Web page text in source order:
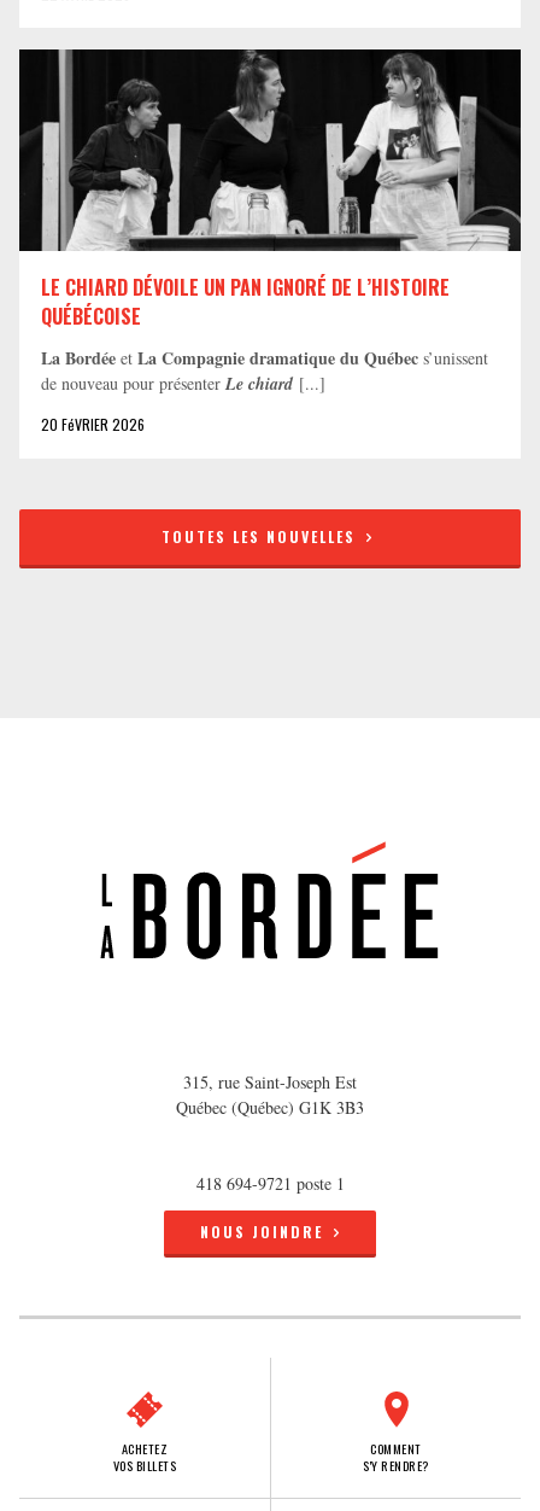
LE CHIARD DÉVOILE UN PAN IGNORÉ DE L’HISTOIRE
QUÉBÉCOISE
La Bordée et La Compagnie dramatique du Québec s’unissent
de nouveau pour présenter Le chiard [...]
20 FéVRIER 2026
TOUTES LES NOUVELLES
315, rue Saint-Joseph Est
Québec (Québec) G1K 3B3
418 694-9721 poste 1
NOUS JOINDRE
ACHETEZ
VOS BILLETS
COMMENT
S'Y RENDRE?